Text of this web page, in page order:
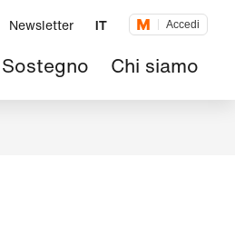
Newsletter IT Accedi
Sostegno Chi siamo